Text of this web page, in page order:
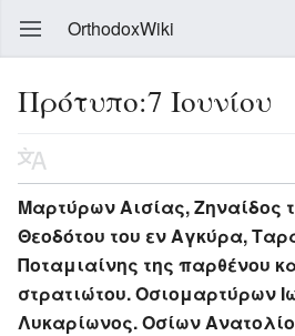
OrthodoxWiki
Πρότυπο:7 Ιουνίου
Μαρτύρων Αισίας, Ζηναίδος
Θεοδότου του εν Αγκύρα,
Ποταμιαίνης της παρθένου
στρατιώτου. Οσιομαρτύρων
Λυκαρίωνος. Οσίων